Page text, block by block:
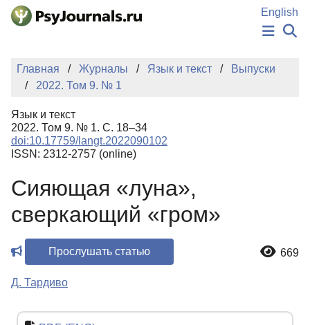
Перейти к основному содержанию
English
НОВОСТИ
БАЗА ЗНАНИЙ
КЛЮЧЕВЫЕ СЛОВА
Регистрация
Главная Журналы Язык и текст
Выпуски
2022. Том 9. № 1
Язык и текст
2022. Том 9. № 1. С. 18–34
doi:10.17759/langt.2022090102
ISSN: 2312-2757 (online)
Сияющая «луна»,
сверкающий «гром»
Прослушать статью 669
Д. Тардиво